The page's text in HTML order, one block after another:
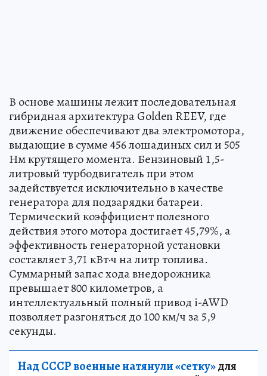
В основе машины лежит последовательная
гибридная архитектура Golden REEV, где
движение обеспечивают два электромотора,
выдающие в сумме 456 лошадиных сил и 505
Нм крутящего момента. Бензиновый 1,5-
литровый турбодвигатель при этом
задействуется исключительно в качестве
генератора для подзарядки батареи.
Термический коэффициент полезного
действия этого мотора достигает 45,79%, а
эффективность генераторной установки
составляет 3,71 кВт·ч на литр топлива.
Суммарный запас хода внедорожника
превышает 800 километров, а
интеллектуальный полный привод i-AWD
позволяет разгоняться до 100 км/ч за 5,9
секунды.
Над СССР военные натянули «сетку»для